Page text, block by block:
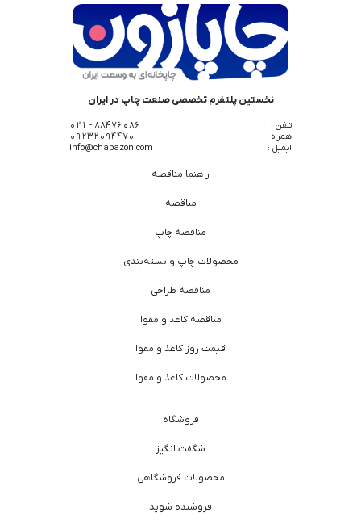
نخستین پلتفرم تخصصی صنعت چاپ در ایران
تلفن :
88476086 - 021
همراه :
09232094470
ایمیل :
info@chapazon.com
راهنما مناقصه
مناقصه
مناقصه چاپ
محصولات چاپ و بسته‌بندی
مناقصه طراحی
مناقصه کاغذ و مقوا
قیمت روز کاغذ و مقوا
محصولات کاغذ و مقوا
فروشگاه
شگفت انگیز
محصولات فروشگاهی
فروشنده شوید